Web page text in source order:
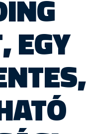
EGY